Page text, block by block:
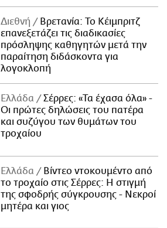
Διεθνή
Βρετανία: Το Κέιμπριτζ
επανεξετάζει τις διαδικασίες
πρόσληψης καθηγητών μετά την
παραίτηση διδάσκοντα για
λογοκλοπή
Ελλάδα
Σέρρες: «Τα έχασα όλα» -
Οι πρώτες δηλώσεις του πατέρα
και συζύγου των θυμάτων του
τροχαίου
Ελλάδα
Βίντεο ντοκουμέντο από
το τροχαίο στις Σέρρες: Η στιγμή
της σφοδρής σύγκρουσης - Νεκροί
μητέρα και γιος